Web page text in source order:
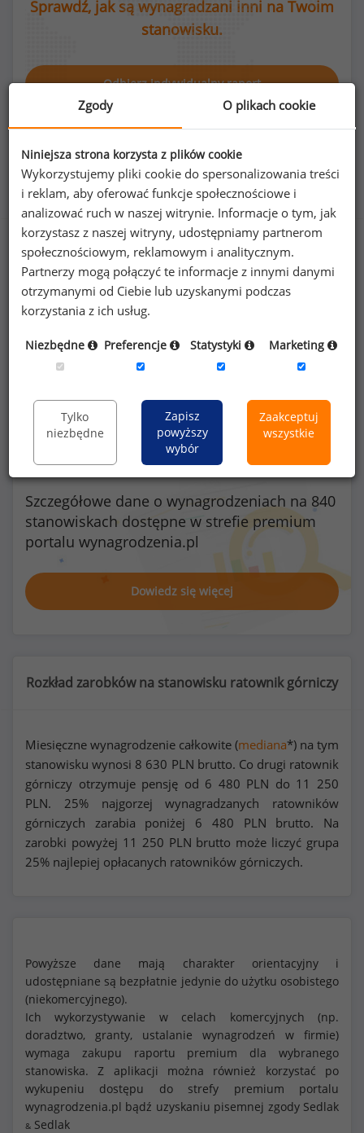
Sprawdź, jak są wynagradzani inni na Twoim
stanowisku.
Odbierz indywidualny raport
Rozkład płci na stanowisku ratownik górniczy
0% 100%
Mężczyźni
Szczegółowe dane o wynagrodzeniach na 840
stanowiskach dostępne w strefie premium
portalu wynagrodzenia.pl
Dowiedz się więcej
Rozkład zarobków na stanowisku ratownik górniczy
Miesięczne wynagrodzenie całkowite (mediana*) na tym
stanowisku wynosi 8 630 PLN brutto. Co drugi ratownik
górniczy otrzymuje pensję od 6 480 PLN do 11 250
PLN. 25% najgorzej wynagradzanych ratowników
górniczych zarabia poniżej 6 480 PLN brutto. Na
zarobki powyżej 11 250 PLN brutto może liczyć grupa
25% najlepiej opłacanych ratowników górniczych.
Powyższe dane mają charakter orientacyjny i
udostępniane są bezpłatnie jedynie do użytku osobistego
(niekomercyjnego).
Ich wykorzystywanie w celach komercyjnych (np.
doradztwo, granty, ustalanie wynagrodzeń w firmie)
wymaga zakupu raportu premium dla wybranego
stanowiska. Z aplikacji można również korzystać po
wykupeniu dostępu do strefy premium portalu
wynagrodzenia.pl bądź uzyskaniu pisemnej zgody Sedlak
& Sedlak
Zgody O plikach cookie
Niniejsza strona korzysta z plików cookie
Wykorzystujemy pliki cookie do spersonalizowania treści
i reklam, aby oferować funkcje społecznościowe i
analizować ruch w naszej witrynie. Informacje o tym, jak
korzystasz z naszej witryny, udostępniamy partnerom
społecznościowym, reklamowym i analitycznym.
Partnerzy mogą połączyć te informacje z innymi danymi
otrzymanymi od Ciebie lub uzyskanymi podczas
korzystania z ich usług.
Niezbędne Preferencje Statystyki Marketing
Tylko
niezbędne
Zapisz
powyższy
wybór
Zaakceptuj
wszystkie